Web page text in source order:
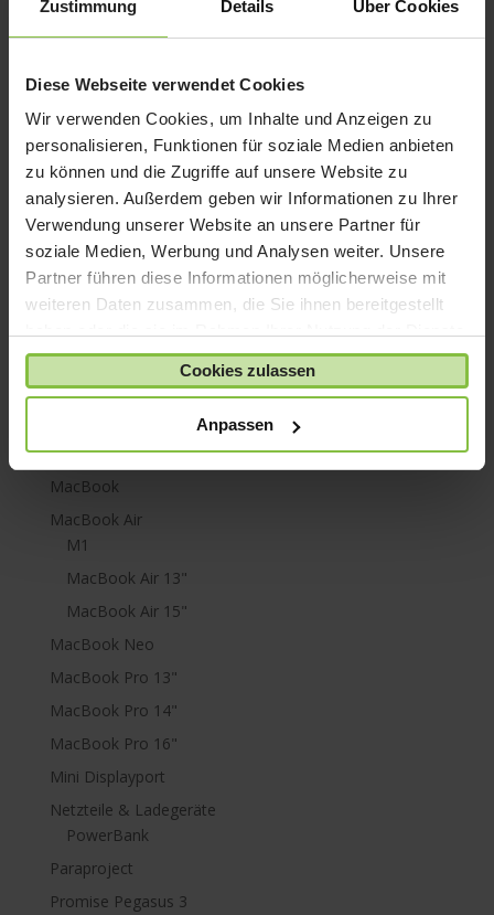
Zustimmung Details Über Cookies
Diese Webseite verwendet Cookies
Wir verwenden Cookies, um Inhalte und Anzeigen zu
personalisieren, Funktionen für soziale Medien anbieten
zu können und die Zugriffe auf unsere Website zu
analysieren. Außerdem geben wir Informationen zu Ihrer
Verwendung unserer Website an unsere Partner für
soziale Medien, Werbung und Analysen weiter. Unsere
Partner führen diese Informationen möglicherweise mit
weiteren Daten zusammen, die Sie ihnen bereitgestellt
gesammelt haben.
Cookies zulassen
Anpassen
iPhone SE
iPhone X
iPod nano
iPod shuffle
iPod touch
Kabel & Adapter
Kopfhörer
Lightning
Mac mini
Mac Studio
MacBook
MacBook Air
M1
MacBook Air 13"
MacBook Air 15"
MacBook Neo
MacBook Pro 13"
MacBook Pro 14"
MacBook Pro 16"
Mini Displayport
Netzteile & Ladegeräte
PowerBank
Paraproject
Promise Pegasus 3